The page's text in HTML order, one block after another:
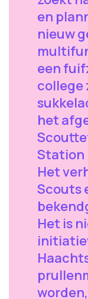
en
nieuw
een
college
het
Station
Het
Scouts
Het is